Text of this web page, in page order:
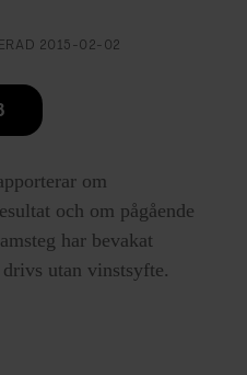
2015-02-02
om
och om pågående
har bevakat
utan vinstsyfte.